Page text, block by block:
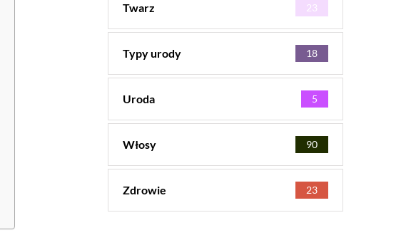
Twarz 23
Typy urody 18
Uroda 5
Włosy 90
Zdrowie 23